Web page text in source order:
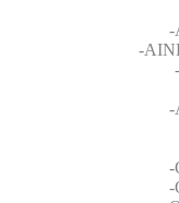
-
-
-
-
-